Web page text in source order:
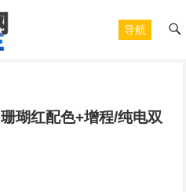
导航
瑚红配色+增程/纯电双